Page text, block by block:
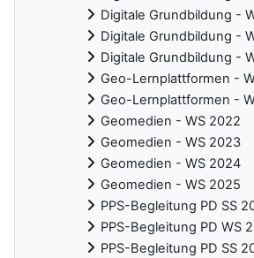
Digitale Grundbildung -
Digitale Grundbildung -
Digitale Grundbildung -
Geo-Lernplattformen -
Geo-Lernplattformen -
Geomedien - WS 2022
Geomedien - WS 2023
Geomedien - WS 2024
Geomedien - WS 2025
PPS-Begleitung PD SS
PPS-Begleitung PD WS
PPS-Begleitung PD SS